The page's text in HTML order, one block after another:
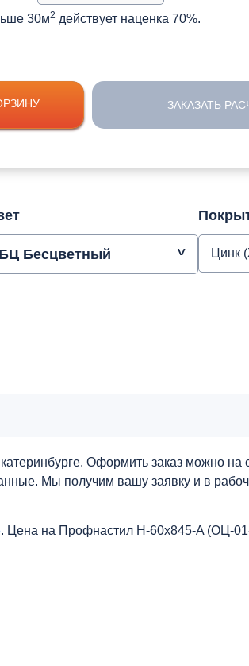
30м2 действует наценка 70%.
ЗАКАЗАТЬ
БЦ Бесцветный Цинк
Оформить заказ можно на
Мы получим вашу заявку и в
. Цена на Профнастил Н-60x845-A (ОЦ-